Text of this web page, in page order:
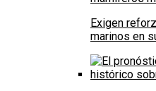
Exigen
marinos en